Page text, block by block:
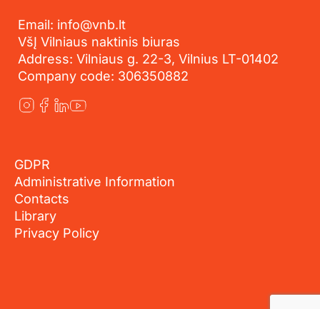
Email: info@vnb.lt
VšĮ Vilniaus naktinis biuras
Address: Vilniaus g. 22-3, Vilnius LT-01402
Company code: 306350882
GDPR
Administrative Information
Contacts
Library
Privacy Policy